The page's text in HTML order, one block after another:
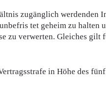
zugänglich werdenden
tet geheim zu halten
zu verwerten. Gleiches gilt
in Höhe des